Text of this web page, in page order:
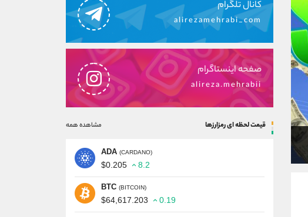
کانال تلگرام
alirezamehrabi_com
صفحه اینستاگرام
alireza.mehrabii
قیمت لحظه ای رمزارزها مشاهده همه
ADA (CARDANO)
$0.205 8.2
BTC (BITCOIN)
$64,617.203 0.19